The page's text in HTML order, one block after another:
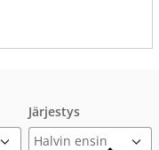
Järjestys